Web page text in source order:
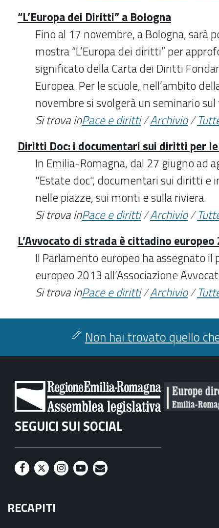
“L’Europa dei Diritti” a Bologna
Fino al 17 novembre, a Bologna, sarà
mostra “L’Europa dei diritti” per
significato della Carta dei Diritti
Europea. Per le scuole, nell’ambito
novembre si svolgerà un seminario
Si trova inPace e diritti/Archivio/
Diritti Doc: i documentari sui diritti per
In Emilia-Romagna, dal 27 giugno ad
"Estate doc", documentari sui diritti e
nelle piazze, sui monti e sulla riviera.
Si trova inPace e diritti/Archivio/
L’Avvocato di strada è cittadino europeo
Il Parlamento europeo ha assegnato
europeo 2013 all’Associazione
Si trova inPace e diritti/Archivio/
Non hai trovato quello
SEGUICI SUI SOCIAL
F
c
T
i
I
Y
M
RECAPITI